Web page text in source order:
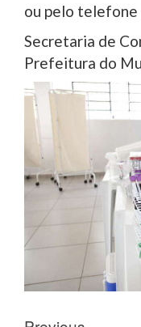
ou pelo
Secretaria de
Prefeitura do